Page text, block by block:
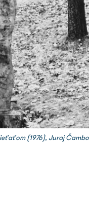
(1976), Juraj